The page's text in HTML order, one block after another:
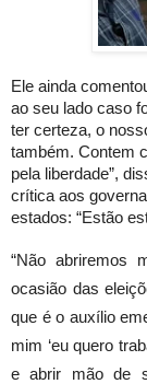
Ele ainda
ao seu lado caso
ter certeza, o
também. Contem
pela liberdade”,
crítica aos
estados: “Estão
“Não abriremos
ocasião das
que é o auxílio
mim ‘eu quero
e abrir mão de